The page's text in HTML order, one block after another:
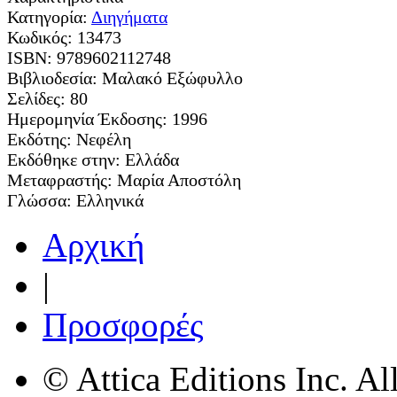
Κατηγορία: Διηγήματα
Κωδικός: 13473
ISBN: 9789602112748
Βιβλιοδεσία: Μαλακό Εξώφυλλο
Σελίδες: 80
Ημερομηνία Έκδοσης: 1996
Εκδότης: Νεφέλη
Εκδόθηκε στην: Ελλάδα
Μεταφραστής: Μαρία Αποστόλη
Γλώσσα: Ελληνικά
Αρχική
|
Προσφορές
© Attica Editions Inc.